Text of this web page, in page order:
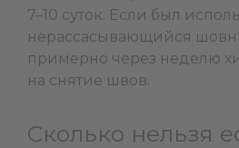
7–10 суток. Если был
нерассасывающийся
примерно через неделю
на снятие швов.
Сколько нельзя